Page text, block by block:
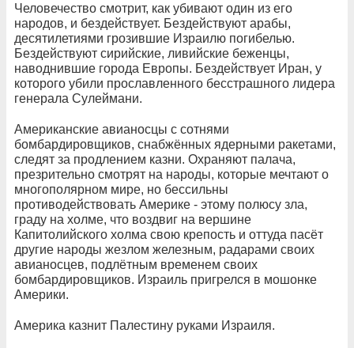
Человечество смотрит, как убивают один из его
народов, и бездействует. Бездействуют арабы,
десятилетиями грозившие Израилю погибелью.
Бездействуют сирийские, ливийские беженцы,
наводнившие города Европы. Бездействует Иран, у
которого убили прославленного бесстрашного лидера
генерала Сулеймани.
Американские авианосцы с сотнями
бомбардировщиков, снабжённых ядерными ракетами,
следят за продлением казни. Охраняют палача,
презрительно смотрят на народы, которые мечтают о
многополярном мире, но бессильны
противодействовать Америке - этому полюсу зла,
граду на холме, что воздвиг на вершине
Капитолийского холма свою крепость и оттуда пасёт
другие народы жезлом железным, радарами своих
авианосцев, подлётным временем своих
бомбардировщиков. Израиль пригрелся в мошонке
Америки.
Америка казнит Палестину руками Израиля.